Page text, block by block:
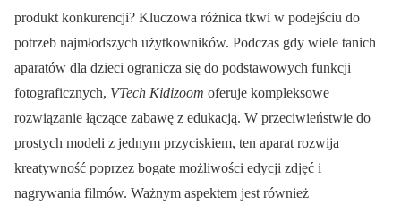
produkt konkurencji? Kluczowa różnica tkwi w podejściu do
potrzeb najmłodszych użytkowników. Podczas gdy wiele tanich
aparatów dla dzieci ogranicza się do podstawowych funkcji
fotograficznych, VTech Kidizoom oferuje kompleksowe
rozwiązanie łączące zabawę z edukacją. W przeciwieństwie do
prostych modeli z jednym przyciskiem, ten aparat rozwija
kreatywność poprzez bogate możliwości edycji zdjęć i
nagrywania filmów. Ważnym aspektem jest również